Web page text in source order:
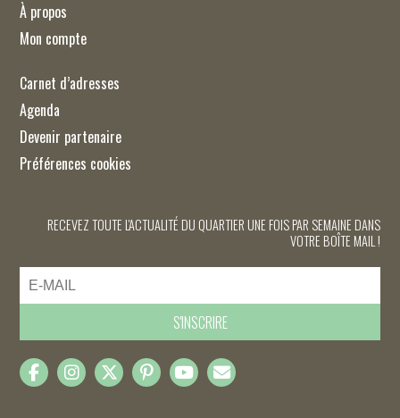
À propos
Mon compte
Carnet d’adresses
Agenda
Devenir partenaire
Préférences cookies
RECEVEZ TOUTE L'ACTUALITÉ DU QUARTIER UNE FOIS PAR SEMAINE DANS
VOTRE BOÎTE MAIL !